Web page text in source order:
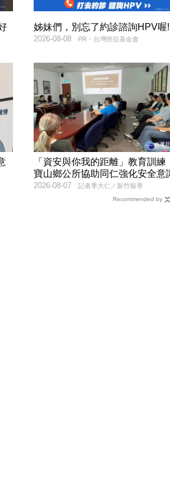
姊妹們，別忘了約診諮詢HPV喔!
PR・台灣癌症基金會
2026-08-08
「資安與你我的距離」教育訓練
寶山鄉公所協助同仁強化安全意
記者季大仁／新竹報導
2026-08-07
Recommended by